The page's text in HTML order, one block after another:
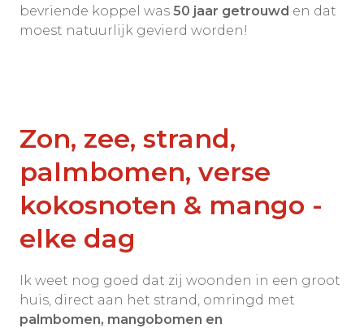
bevriende koppel was 50 jaar getrouwd en dat
moest natuurlijk gevierd worden!
Zon, zee, strand,
palmbomen, verse
kokosnoten & mango -
elke dag
Ik weet nog goed dat zij woonden in een groot
huis, direct aan het strand, omringd met
palmbomen, mangobomen en